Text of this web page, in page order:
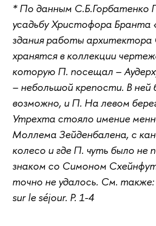
* По данным С.Б.Горбатенко
усадьбу Христофора Бранта
здания работы
хранятся в коллекции
которую П. посещал –
– небольшой крепости. В ней
возможно, и П. На левом
Утрехта стояло имение
Моллема Зейденбалена, с
колесо и где П. чуть было не
знаком со Симоном
точно не удалось. См.
sur le séjour. Р. 1-4